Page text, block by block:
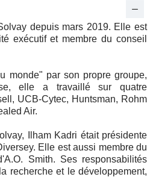
depuis mars 2019. Elle est
exécutif et membre du conseil
monde" par son propre groupe,
elle a travaillé sur quatre
UCB-Cytec, Huntsman, Rohm
Air.
Ilham Kadri était présidente
Elle est aussi membre du
Smith. Ses responsabilités
recherche et le développement,